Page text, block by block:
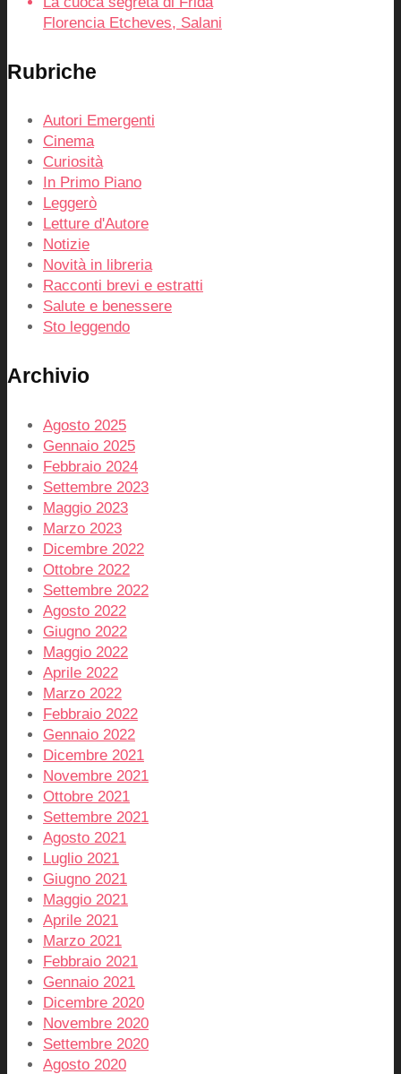
Florencia Etcheves, Salani
Rubriche
Autori Emergenti
Cinema
Curiosità
In Primo Piano
Leggerò
Letture d'Autore
Notizie
Novità in libreria
Racconti brevi e estratti
Salute e benessere
Sto leggendo
Archivio
Agosto 2025
Gennaio 2025
Febbraio 2024
Settembre 2023
Maggio 2023
Marzo 2023
Dicembre 2022
Ottobre 2022
Settembre 2022
Agosto 2022
Giugno 2022
Maggio 2022
Aprile 2022
Marzo 2022
Febbraio 2022
Gennaio 2022
Dicembre 2021
Novembre 2021
Ottobre 2021
Settembre 2021
Agosto 2021
Luglio 2021
Giugno 2021
Maggio 2021
Aprile 2021
Marzo 2021
Febbraio 2021
Gennaio 2021
Dicembre 2020
Novembre 2020
Settembre 2020
Agosto 2020